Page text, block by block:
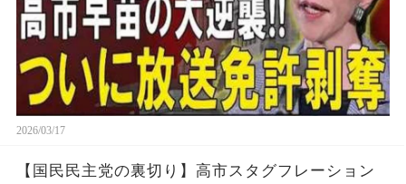
2026/03/17
【国民民主党の裏切り】高市スタグフレーション